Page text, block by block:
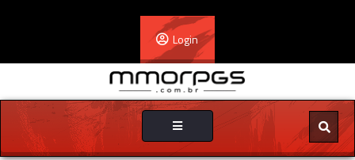
Login
Toggle
navigation